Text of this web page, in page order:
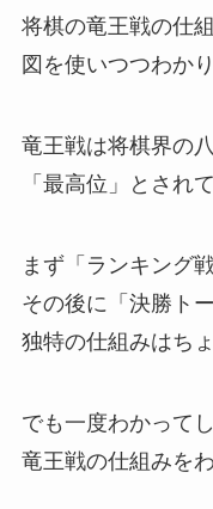
将棋の竜王戦の仕
図を使いつつわか
竜王戦は将棋界の
「最高位」とされ
まず「ランキング戦
その後に「決勝ト
独特の仕組みはち
でも一度わかって
竜王戦の仕組みを